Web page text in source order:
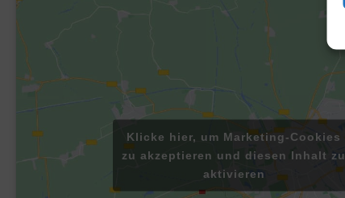
Klicke hier, um Marketing-Cookies
zu akzeptieren und diesen Inhalt zu
aktivieren